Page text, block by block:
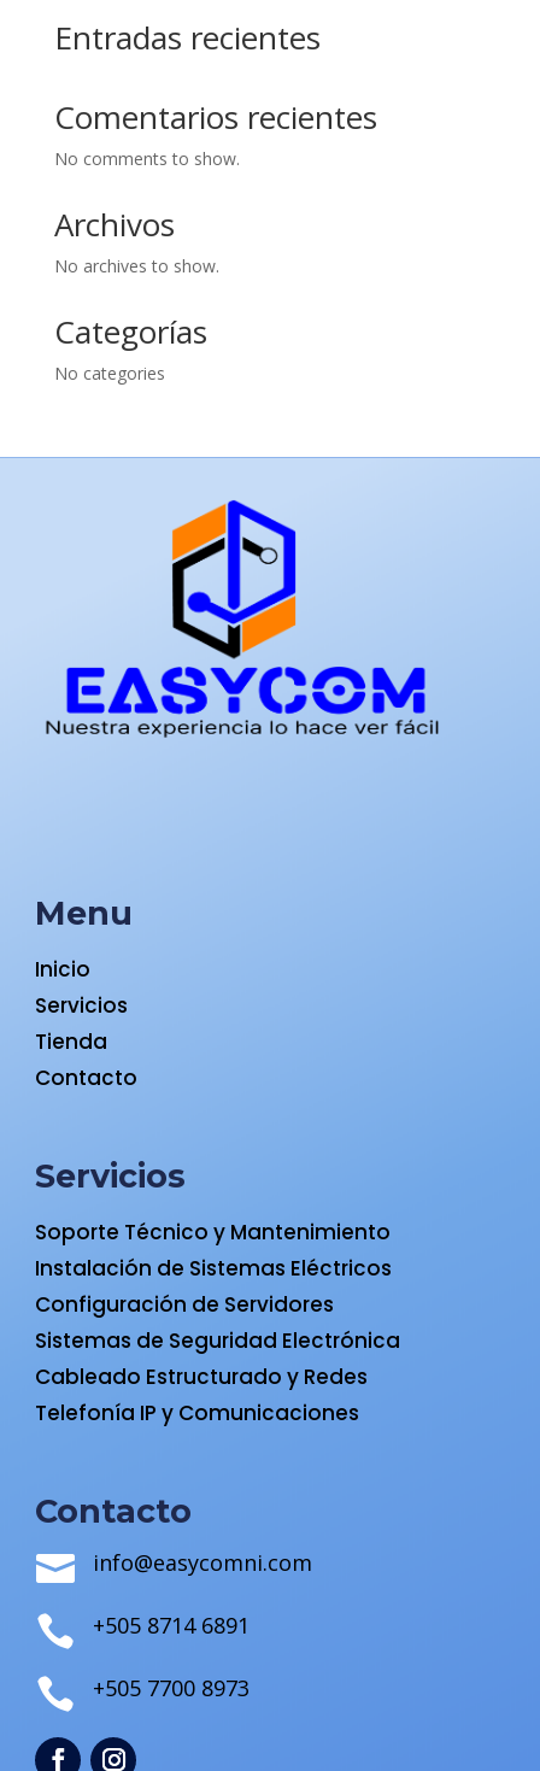
Entradas recientes
Comentarios recientes
No comments to show.
Archivos
No archives to show.
Categorías
No categories
Menu
Inicio
Servicios
Tienda
Contacto
Servicios
Soporte Técnico y Mantenimiento
Instalación de Sistemas Eléctricos
Configuración de Servidores
Sistemas de Seguridad Electrónica
Cableado Estructurado y Redes
Telefonía IP y Comunicaciones
Contacto
 info@easycomni.com
 +505 8714 6891
 +505 7700 8973